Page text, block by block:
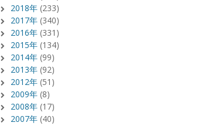
2018年 (233)
2017年 (340)
2016年 (331)
2015年 (134)
2014年 (99)
2013年 (92)
2012年 (51)
2009年 (8)
2008年 (17)
2007年 (40)